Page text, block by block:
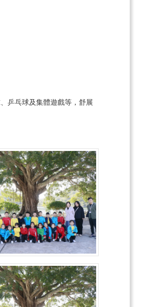
乒乓球及集體遊戲等，舒展